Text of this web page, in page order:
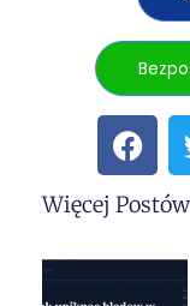
Więcej Postów